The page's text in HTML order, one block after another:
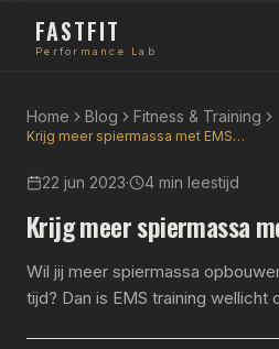
FASTFIT
Performance Lab
Home Blog Fitness & Training
Krijg meer spiermassa met EMS training
22 jun 2023· 4 min leestijd
Krijg meer spiermassa
Wil jij meer spiermassa
tijd? Dan is EMS training wellicht